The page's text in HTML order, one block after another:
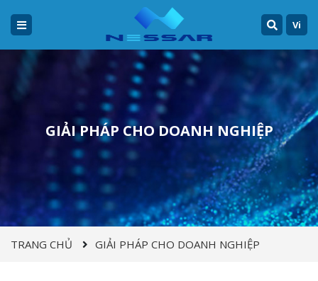
Vi
GIẢI PHÁP CHO DOANH NGHIỆP
TRANG CHỦ GIẢI PHÁP CHO DOANH NGHIỆP